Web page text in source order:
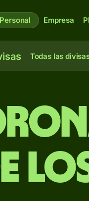
Personal Empresa
Todas las